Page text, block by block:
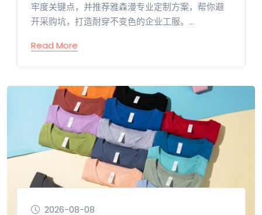
牢度关键点，并推荐雅森漫专业定制方案，帮你避
开采购坑，打造耐穿不变色的企业工服。...
Read More
2026-08-08